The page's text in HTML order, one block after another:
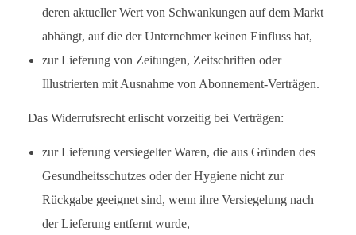
deren aktueller Wert von Schwankungen auf dem Markt
abhängt, auf die der Unternehmer keinen Einfluss hat,
zur Lieferung von Zeitungen, Zeitschriften oder
Illustrierten mit Ausnahme von Abonnement-Verträgen.
Das Widerrufsrecht erlischt vorzeitig bei Verträgen:
zur Lieferung versiegelter Waren, die aus Gründen des
Gesundheitsschutzes oder der Hygiene nicht zur
Rückgabe geeignet sind, wenn ihre Versiegelung nach
der Lieferung entfernt wurde,